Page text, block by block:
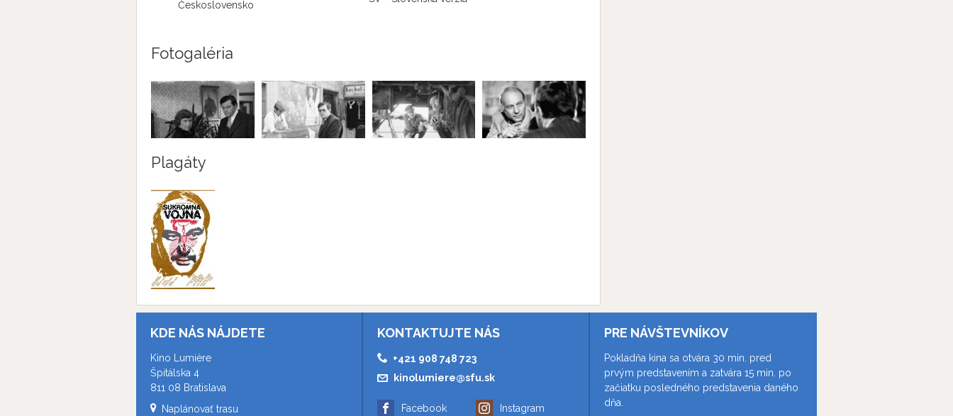
Československo
Fotogaléria
Plagáty
KDE NÁS NÁJDETE
Kino Lumière
Špitálska 4
811 08 Bratislava
Naplánovať trasu
KONTAKTUJTE NÁS
+421 908 748 723
kinolumiere@sfu.sk
Facebook Instagram
PRE NÁVŠTEVNÍKOV
Pokladňa kina sa otvára 30 min. pred
prvým predstavením a zatvára 15 min. po
začiatku posledného predstavenia daného
dňa.